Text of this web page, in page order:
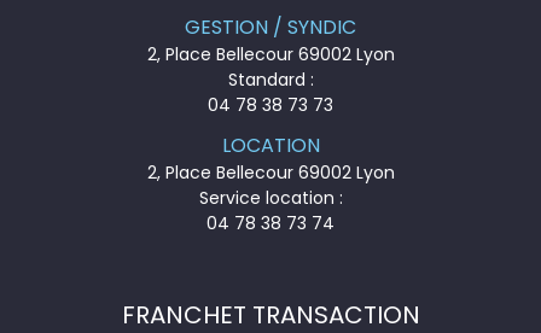
GESTION / SYNDIC
2, Place Bellecour 69002 Lyon
Standard :
04 78 38 73 73
LOCATION
2, Place Bellecour 69002 Lyon
Service location :
04 78 38 73 74
FRANCHET TRANSACTION